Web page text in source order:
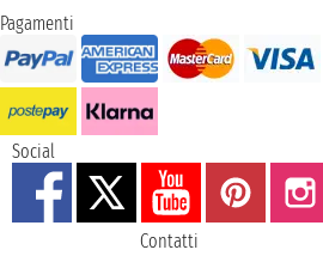
Pagamenti
Social
Contatti